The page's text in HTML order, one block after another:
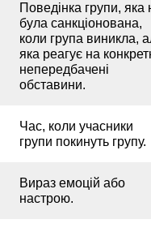
Поведінка групи, яка
була санкціонована,
коли група виникла,
яка реагує на
непередбачені
обставини.
Час, коли учасники
групи покинуть групу.
Вираз емоцій або
настрою.